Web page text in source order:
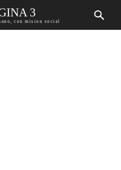
3
con mision social